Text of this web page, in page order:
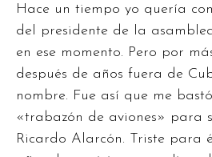
Hace un tiempo yo quería
del presidente de la
en ese momento. Pero por
después de años fuera de
nombre. Fue así que me
«trabazón de aviones» para
Ricardo Alarcón. Triste para